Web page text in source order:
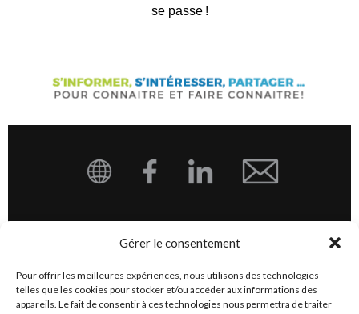
Gérer le consentement
Pour offrir les meilleures expériences, nous utilisons des technologies
telles que les cookies pour stocker et/ou accéder aux informations des
appareils. Le fait de consentir à ces technologies nous permettra de traiter
se passe !
© 2026 Services éducatifs complémentaires FGA-FP. Tous droits
SEC FGA-FP